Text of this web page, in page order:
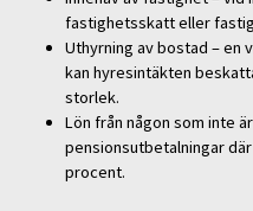
fastighetsskatt eller
Uthyrning av bostad – en
kan hyresintäkten
storlek.
Lön från någon som inte
pensionsutbetalningar
procent.